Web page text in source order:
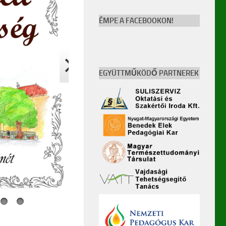
ÉMPE A FACEBOOKON!
EGYÜTTMŰKÖDŐ PARTNEREK